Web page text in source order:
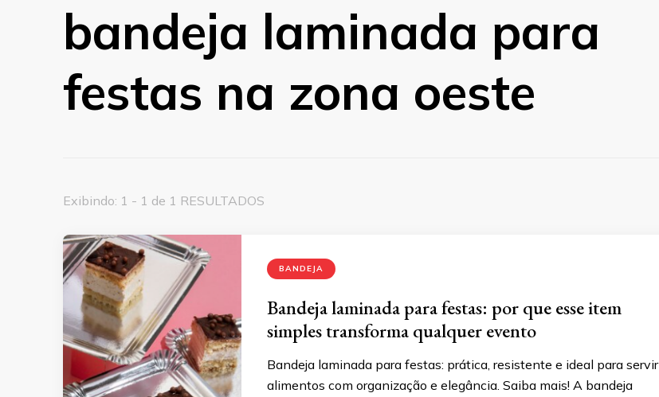
bandeja laminada para
festas na zona oeste
Exibindo: 1 - 1 de 1 RESULTADOS
BANDEJA
Bandeja laminada para festas: por que esse item
simples transforma qualquer evento
Bandeja laminada para festas: prática, resistente e ideal para servir
alimentos com organização e elegância. Saiba mais! A bandeja